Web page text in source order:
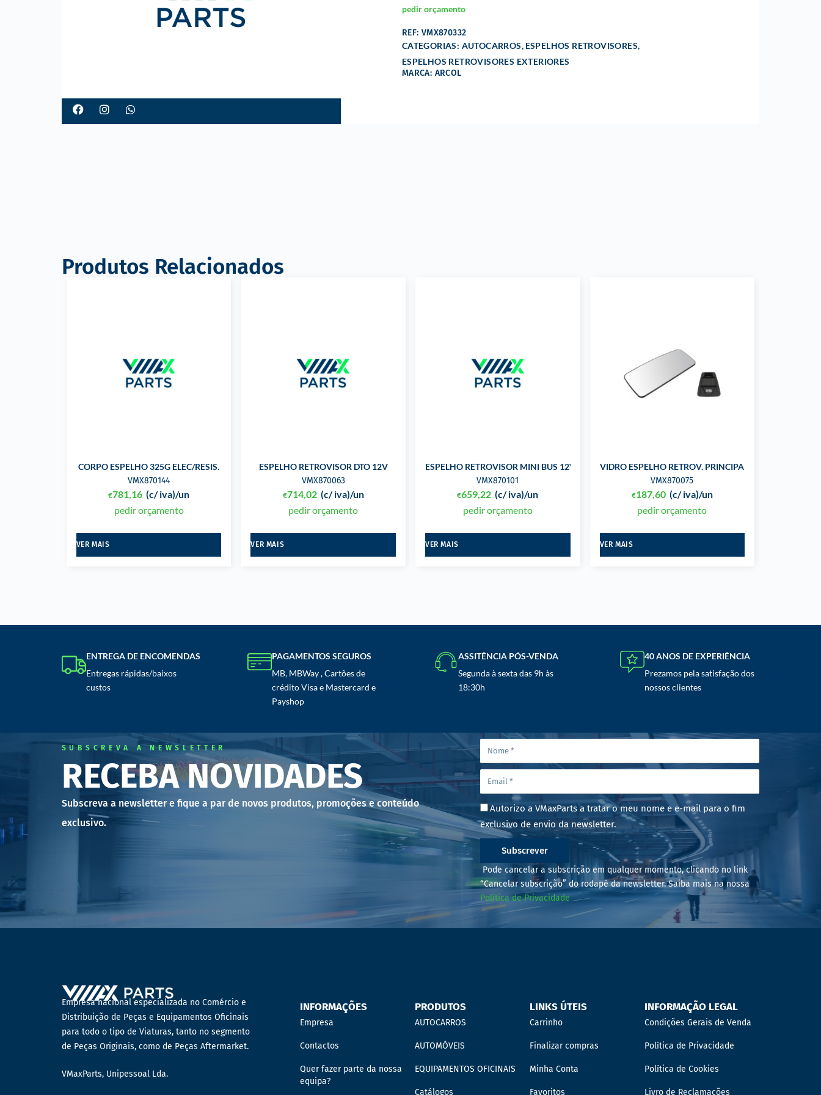
pedir orçamento
REF: VMX870332
CATEGORIAS: AUTOCARROS, ESPELHOS RETROVISORES,
ESPELHOS RETROVISORES EXTERIORES
MARCA: ARCOL
Produtos Relacionados
CORPO ESPELHO 325G ELEC/RESIS.
VMX870144
€781,16 (c/ iva)/un
pedir orçamento
VER MAIS
ESPELHO RETROVISOR DTO 12V
VMX870063
€714,02 (c/ iva)/un
pedir orçamento
VER MAIS
ESPELHO RETROVISOR MINI BUS 12V
VMX870101
€659,22 (c/ iva)/un
pedir orçamento
VER MAIS
VIDRO ESPELHO RETROV. PRINCIPAL
VMX870075
€187,60 (c/ iva)/un
pedir orçamento
VER MAIS
ENTREGA DE ENCOMENDAS
Entregas rápidas/baixos
custos
PAGAMENTOS SEGUROS
MB, MBWay , Cartões de
crédito Visa e Mastercard e
Payshop
ASSITÊNCIA PÓS-VENDA
Segunda à sexta das 9h às
18:30h
40 ANOS DE EXPERIÊNCIA
Prezamos pela satisfação dos
nossos clientes
SUBSCREVA A NEWSLETTER
RECEBA NOVIDADES
Subscreva a newsletter e fique a par de novos produtos, promoções e conteúdo
exclusivo.
Autorizo a VMaxParts a tratar o meu nome e e-mail para o fim
exclusivo de envio da newsletter.
Subscrever
Pode cancelar a subscrição em qualquer momento, clicando no link
“Cancelar subscrição” do rodapé da newsletter. Saiba mais na nossa
Política de Privacidade
Empresa nacional especializada no Comércio e
Distribuição de Peças e Equipamentos Oficinais
para todo o tipo de Viaturas, tanto no segmento
de Peças Originais, como de Peças Aftermarket.
VMaxParts, Unipessoal Lda.
INFORMAÇÕES
Empresa
Contactos
Quer fazer parte da nossa
equipa?
PRODUTOS
AUTOCARROS
AUTOMÓVEIS
EQUIPAMENTOS OFICINAIS
Catálogos
LINKS ÚTEIS
Carrinho
Finalizar compras
Minha Conta
Favoritos
INFORMAÇÃO LEGAL
Condições Gerais de Venda
Política de Privacidade
Política de Cookies
Livro de Reclamações